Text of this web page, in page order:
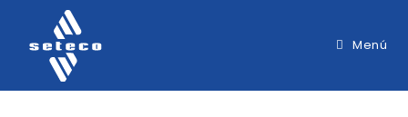
Menú